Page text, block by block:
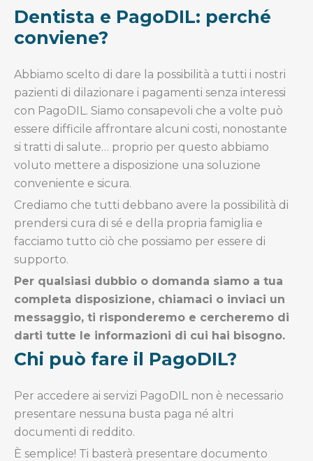
Chi può fare il PagoDIL?
Per accedere ai servizi PagoDIL non è necessario
presentare nessuna busta paga né altri
documenti di reddito.
È semplice! Ti basterà presentare documento
Dentista e PagoDIL: perché
conviene?
Abbiamo scelto di dare la possibilità a tutti i nostri
pazienti di dilazionare i pagamenti senza interessi
con PagoDIL. Siamo consapevoli che a volte può
essere difficile affrontare alcuni costi, nonostante
si tratti di salute… proprio per questo abbiamo
voluto mettere a disposizione una soluzione
conveniente e sicura.
Crediamo che tutti debbano avere la possibilità di
prendersi cura di sé e della propria famiglia e
facciamo tutto ciò che possiamo per essere di
supporto.
Per qualsiasi dubbio o domanda siamo a tua
completa disposizione, chiamaci o inviaci un
messaggio, ti risponderemo e cercheremo di
darti tutte le informazioni di cui hai bisogno.